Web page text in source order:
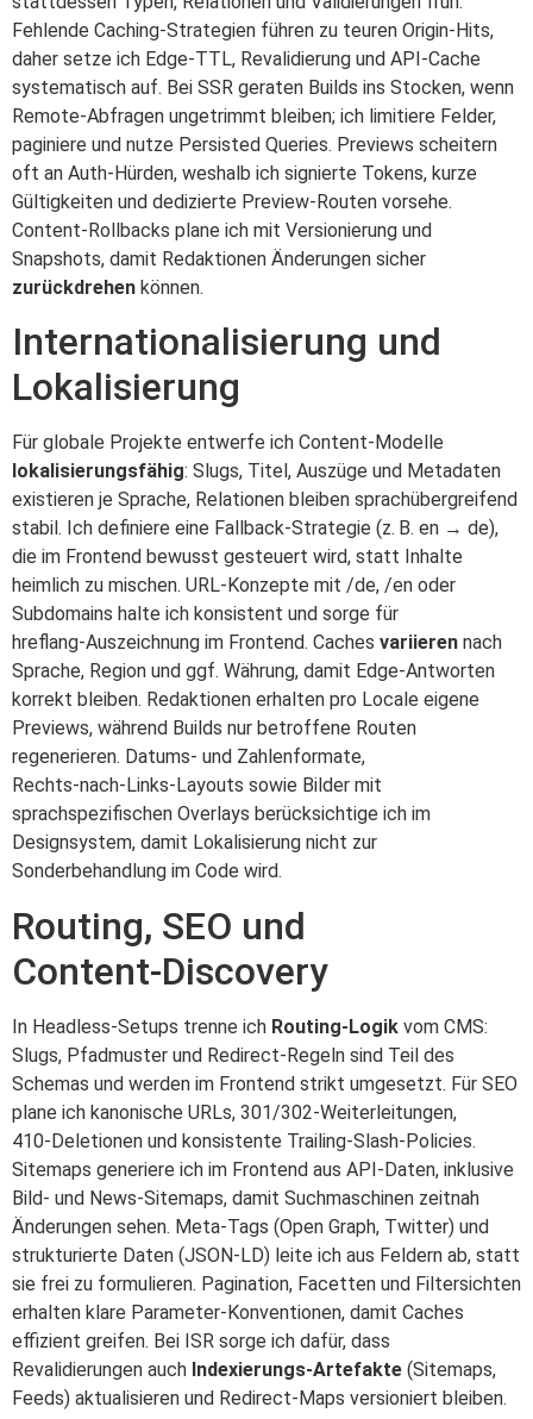
Fehlende Caching‑Strategien führen zu teuren Origin‑Hits,
daher setze ich Edge‑TTL, Revalidierung und API‑Cache
systematisch auf. Bei SSR geraten Builds ins Stocken, wenn
Remote‑Abfragen ungetrimmt bleiben; ich limitiere Felder,
paginiere und nutze Persisted Queries. Previews scheitern
oft an Auth‑Hürden, weshalb ich signierte Tokens, kurze
Gültigkeiten und dedizierte Preview‑Routen vorsehe.
Content‑Rollbacks plane ich mit Versionierung und
Snapshots, damit Redaktionen Änderungen sicher
zurückdrehen können.
Internationalisierung und
Lokalisierung
Für globale Projekte entwerfe ich Content‑Modelle
lokalisierungsfähig: Slugs, Titel, Auszüge und Metadaten
existieren je Sprache, Relationen bleiben sprachübergreifend
stabil. Ich definiere eine Fallback‑Strategie (z. B. en → de),
die im Frontend bewusst gesteuert wird, statt Inhalte
heimlich zu mischen. URL‑Konzepte mit /de, /en oder
Subdomains halte ich konsistent und sorge für
hreflang‑Auszeichnung im Frontend. Caches variieren nach
Sprache, Region und ggf. Währung, damit Edge‑Antworten
korrekt bleiben. Redaktionen erhalten pro Locale eigene
Previews, während Builds nur betroffene Routen
regenerieren. Datums‑ und Zahlenformate,
Rechts‑nach‑Links‑Layouts sowie Bilder mit
sprachspezifischen Overlays berücksichtige ich im
Designsystem, damit Lokalisierung nicht zur
Sonderbehandlung im Code wird.
Routing, SEO und
Content‑Discovery
In Headless‑Setups trenne ich Routing‑Logik vom CMS:
Slugs, Pfadmuster und Redirect‑Regeln sind Teil des
Schemas und werden im Frontend strikt umgesetzt. Für SEO
plane ich kanonische URLs, 301/302‑Weiterleitungen,
410‑Deletionen und konsistente Trailing‑Slash‑Policies.
Sitemaps generiere ich im Frontend aus API‑Daten, inklusive
Bild‑ und News‑Sitemaps, damit Suchmaschinen zeitnah
Änderungen sehen. Meta‑Tags (Open Graph, Twitter) und
strukturierte Daten (JSON‑LD) leite ich aus Feldern ab, statt
sie frei zu formulieren. Pagination, Facetten und Filtersichten
erhalten klare Parameter‑Konventionen, damit Caches
effizient greifen. Bei ISR sorge ich dafür, dass
Revalidierungen auch Indexierungs‑Artefakte (Sitemaps,
Feeds) aktualisieren und Redirect‑Maps versioniert bleiben.